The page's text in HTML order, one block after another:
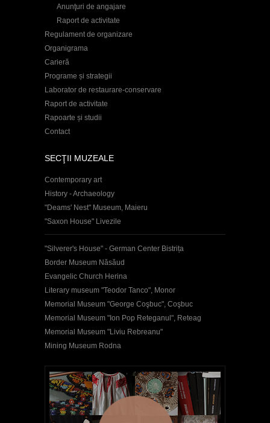
Anunţuri de angajare
Raport de activitate
Regulament de organizare
Organigrama
Carieră
Programe și strategii
Laborator de restaurare-conservare
Raport de activitate
Rapoarte și studii
Contact
SECŢII MUZEALE
Contemporary art
History - Archaeology
"Deams' Nest" Museum, Maieru
"Saxon House" Livezile
"Silverer's House" - German Center Bistrița
Border Museum Năsăud
Evangelic Church Herina
Literary museum "Teodor Tanco", Monor
Memorial Museum "George Coşbuc", Coşbuc
Memorial Museum "Ion Pop Reteganul", Reteag
Memorial Museum "Liviu Rebreanu"
Mining Museum Rodna